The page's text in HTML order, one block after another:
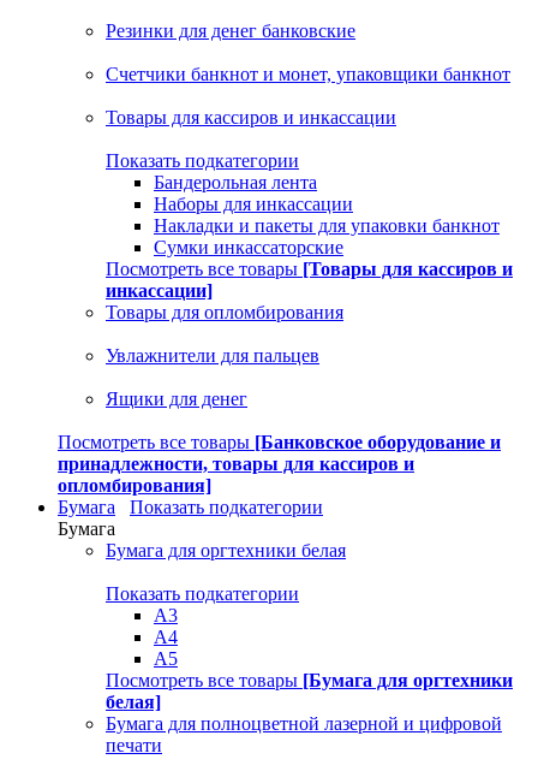
Резинки для денег банковские
Счетчики банкнот и монет, упаковщики банкнот
Товары для кассиров и инкассации
Показать подкатегории
Бандерольная лента
Наборы для инкассации
Накладки и пакеты для упаковки банкнот
Сумки инкассаторские
Посмотреть все товары [Товары для кассиров и
инкассации]
Товары для опломбирования
Увлажнители для пальцев
Ящики для денег
Посмотреть все товары [Банковское оборудование и
принадлежности, товары для кассиров и
опломбирования]
Бумага
Показать подкатегории
Бумага
Бумага для оргтехники белая
Показать подкатегории
A3
A4
A5
Посмотреть все товары [Бумага для оргтехники
белая]
Бумага для полноцветной лазерной и цифровой
печати